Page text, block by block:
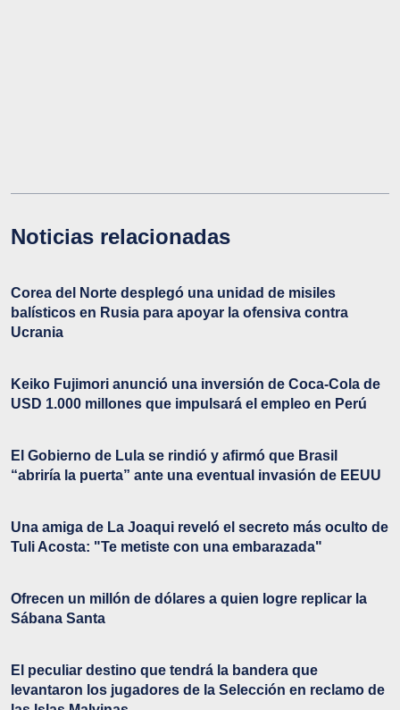
Noticias relacionadas
Corea del Norte desplegó una unidad de misiles
balísticos en Rusia para apoyar la ofensiva contra
Ucrania
Keiko Fujimori anunció una inversión de Coca-Cola de
USD 1.000 millones que impulsará el empleo en Perú
El Gobierno de Lula se rindió y afirmó que Brasil
“abriría la puerta” ante una eventual invasión de EEUU
Una amiga de La Joaqui reveló el secreto más oculto de
Tuli Acosta: "Te metiste con una embarazada"
Ofrecen un millón de dólares a quien logre replicar la
Sábana Santa
El peculiar destino que tendrá la bandera que
levantaron los jugadores de la Selección en reclamo de